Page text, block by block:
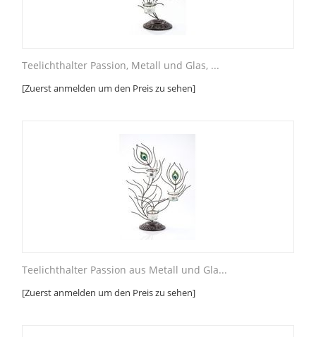
Teelichthalter Passion, Metall und Glas, ...
[Zuerst anmelden um den Preis zu sehen]
Teelichthalter Passion aus Metall und Gla...
[Zuerst anmelden um den Preis zu sehen]